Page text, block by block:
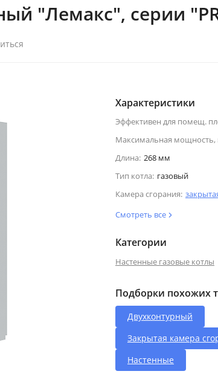
"Лемакс", серии
Характеристики
Эффективен для помещ.
Максимальная мощность,
Длина: 268 мм
Тип котла: газовый
Камера сгорания:
Смотреть все
Категории
Настенные газовые котлы
Подборки похожих
Двухконтурный
Закрытая камера
Настенные